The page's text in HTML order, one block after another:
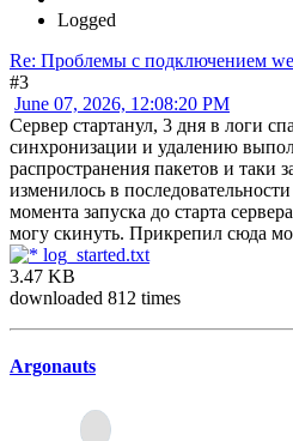
Logged
Re: Проблемы с подключением
#3
June 07, 2026, 12:08:20 PM
Сервер стартанул, 3 дня в логи
синхронизации и удалению
распространения пакетов и таки
изменилось в
момента запуска до старта
могу скинуть. Прикрепил сюда
log_started.txt
3.47 KB
downloaded 812 times
Argonauts